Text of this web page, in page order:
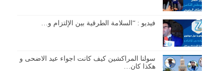
فيديو : “السلامة الطرقية بين الإلتزام و…
سولنا المراكشين كيف كانت اجواء عيد الاضحى و
هكذا كان…